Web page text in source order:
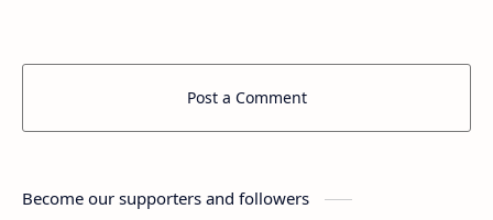
Post a Comment
Become our supporters and followers